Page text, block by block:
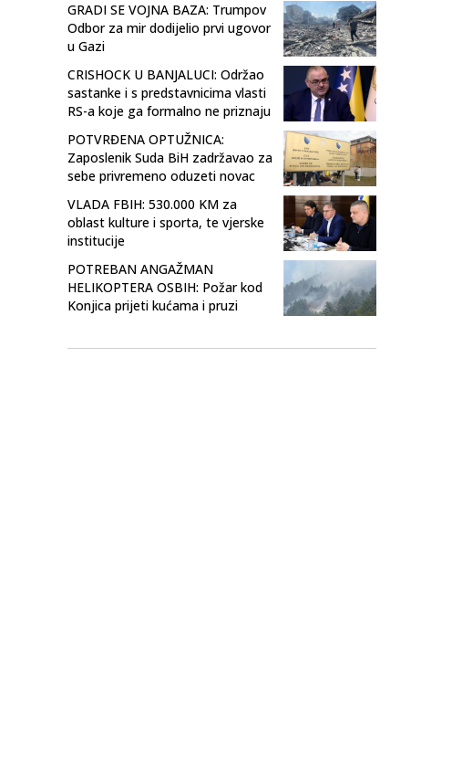
GRADI SE VOJNA BAZA: Trumpov
Odbor za mir dodijelio prvi ugovor
u Gazi
CRISHOCK U BANJALUCI: Održao
sastanke i s predstavnicima vlasti
RS-a koje ga formalno ne priznaju
POTVRĐENA OPTUŽNICA:
Zaposlenik Suda BiH zadržavao za
sebe privremeno oduzeti novac
VLADA FBIH: 530.000 KM za
oblast kulture i sporta, te vjerske
institucije
POTREBAN ANGAŽMAN
HELIKOPTERA OSBIH: Požar kod
Konjica prijeti kućama i pruzi